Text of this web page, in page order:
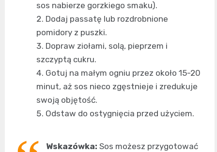
sos nabierze gorzkiego smaku).
Dodaj passatę lub rozdrobnione
pomidory z puszki.
Dopraw ziołami, solą, pieprzem i
szczyptą cukru.
Gotuj na małym ogniu przez około 15-20
minut, aż sos nieco zgęstnieje i zredukuje
swoją objętość.
Odstaw do ostygnięcia przed użyciem.
Wskazówka: Sos możesz przygotować